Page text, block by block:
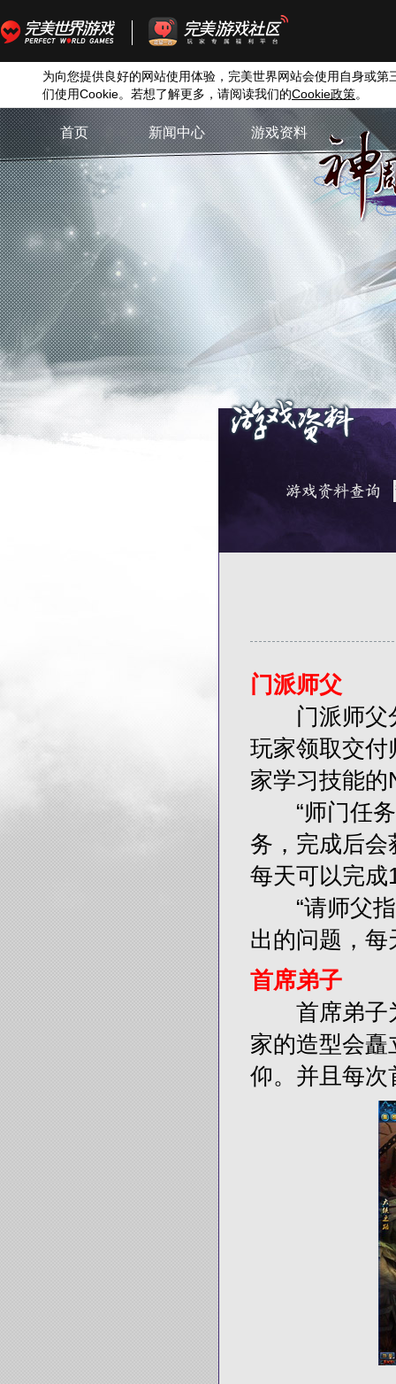
为向您提供良好的网站使用体验，完美世界网站会使用自身或第
们使用Cookie。若想了解更多，请阅读我们的Cookie政策。
首页 新闻中心 游戏资料
门派师父
门派师父分
玩家领取交付
家学习技能的
“师门任务”
务，完成后
每天可以完成
“请师父指
出的问题，
首席弟子
首席弟子为
家的造型会
仰。并且每次